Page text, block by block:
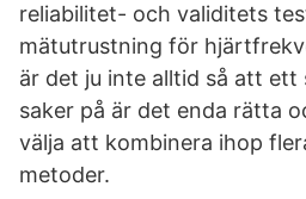
reliabilitet- och validitets
mätutrustning för
är det ju inte alltid så att
saker på är det enda rätta
välja att kombinera ihop
metoder.